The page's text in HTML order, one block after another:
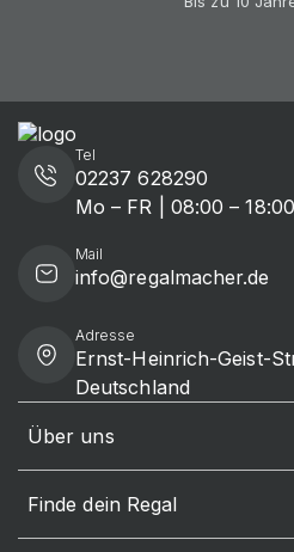
Tel
02237 628290
Mo – FR | 08:00 –
Mail
info@regalmacher.de
Adresse
Ernst-Heinrich-Geist-
Deutschland
Über uns
Finde dein Regal